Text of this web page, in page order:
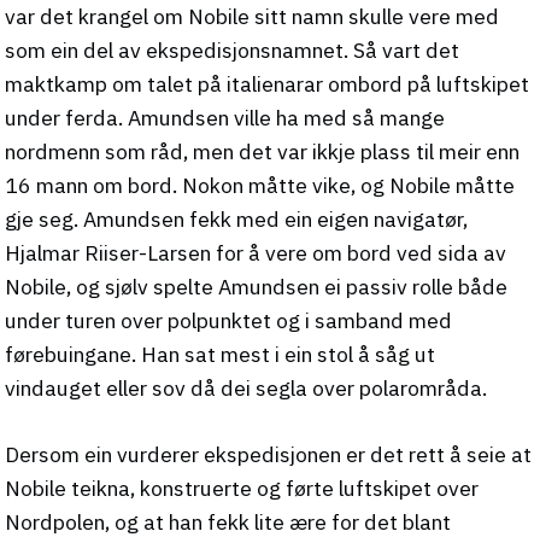
var det krangel om Nobile sitt namn skulle vere med
som ein del av ekspedisjonsnamnet. Så vart det
maktkamp om talet på italienarar ombord på luftskipet
under ferda. Amundsen ville ha med så mange
nordmenn som råd, men det var ikkje plass til meir enn
16 mann om bord. Nokon måtte vike, og Nobile måtte
gje seg. Amundsen fekk med ein eigen navigatør,
Hjalmar Riiser-Larsen for å vere om bord ved sida av
Nobile, og sjølv spelte Amundsen ei passiv rolle både
under turen over polpunktet og i samband med
førebuingane. Han sat mest i ein stol å såg ut
vindauget eller sov då dei segla over polarområda.
Dersom ein vurderer ekspedisjonen er det rett å seie at
Nobile teikna, konstruerte og førte luftskipet over
Nordpolen, og at han fekk lite ære for det blant